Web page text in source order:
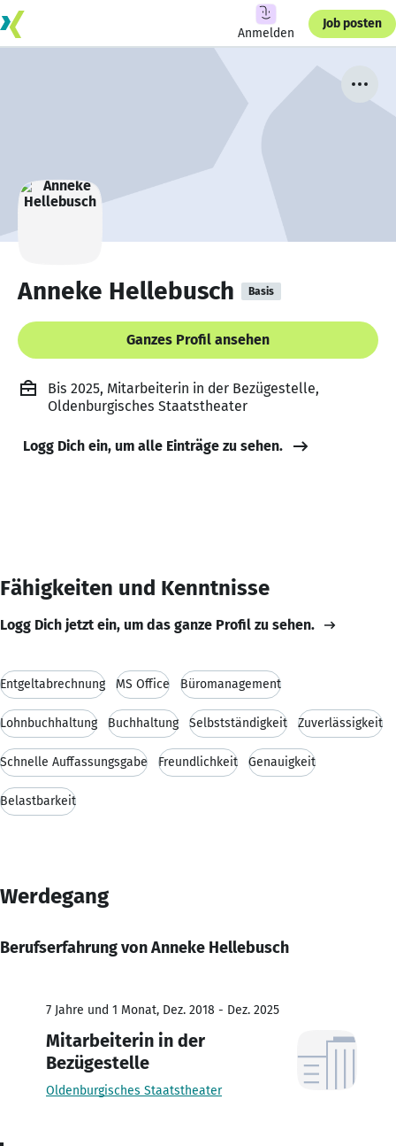
Anmelden
Job posten
Anneke Hellebusch Basis
Ganzes Profil ansehen
Bis 2025, Mitarbeiterin in der Bezügestelle,
Oldenburgisches Staatstheater
Logg Dich ein, um alle Einträge zu sehen.
Fähigkeiten und Kenntnisse
Logg Dich jetzt ein, um das ganze Profil zu sehen.
Entgeltabrechnung MS Office Büromanagement
Lohnbuchhaltung Buchhaltung Selbstständigkeit Zuverlässigkeit
Schnelle Auffassungsgabe Freundlichkeit Genauigkeit
Belastbarkeit
Werdegang
Berufserfahrung von Anneke Hellebusch
7 Jahre und 1 Monat, Dez. 2018 - Dez. 2025
Mitarbeiterin in der
Bezügestelle
Oldenburgisches Staatstheater